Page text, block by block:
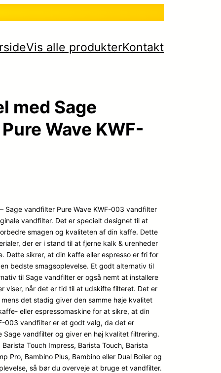
Vis alle produkterKontakt
med Sage
Wave KWF-
Sage vandfilter Pure Wave KWF-003 vandfilter
vandfilter. Det er specielt designet til at
smagen og kvaliteten af din kaffe. Dette
der er i stand til at fjerne kalk & urenheder
Dette sikrer, at din kaffe eller espresso er fri for
bedste smagsoplevelse. Et godt alternativ til
til Sage vandfilter er også nemt at installere
viser, når det er tid til at udskifte filteret. Det er
det stadig giver den samme høje kvalitet
eller espressomaskine for at sikre, at din
003 vandfilter er et godt valg, da det er
vandfilter og giver en høj kvalitet filtrering.
Touch Impress, Barista Touch, Barista
Pro, Bambino Plus, Bambino eller Dual Boiler og
så bør du overveje at bruge et vandfilter.